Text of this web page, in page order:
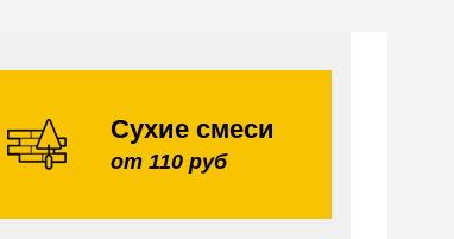
Сухие смеси
от 110 руб